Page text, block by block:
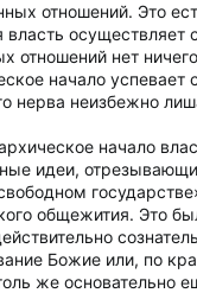
отношений. Это
власть осуществляет
отношений нет
начало успевает
нерва неизбежно
начало
идеи,
общежития. Это
Божие или, по
же основательно